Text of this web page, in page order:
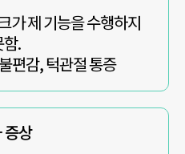
가 제 기능을 수행하지
함.
편감, 턱관절 통증
증상